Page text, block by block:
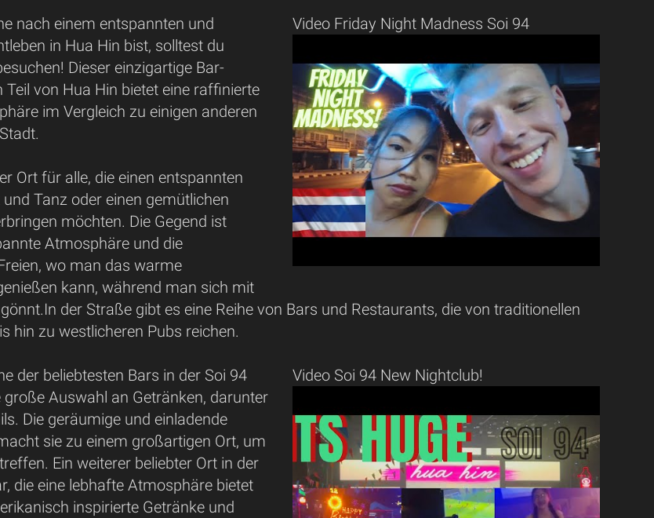
Video Friday Night Madness Soi 94
nach einem entspannten und
in Hua Hin bist, solltest du
Dieser einzigartige Bar-
von Hua Hin bietet eine raffinierte
im Vergleich zu einigen anderen
Ort für alle, die einen entspannten
Tanz oder einen gemütlichen
möchten. Die Gegend ist
Atmosphäre und die
wo man das warme
kann, während man sich mit
der Straße gibt es eine Reihe von Bars und Restaurants, die von traditionellen
hin zu westlicheren Pubs reichen.
Video Soi 94 New Nightclub!
der beliebtesten Bars in der Soi 94
Auswahl an Getränken, darunter
Die geräumige und einladende
sie zu einem großartigen Ort, um
Ein weiterer beliebter Ort in der
die eine lebhafte Atmosphäre bietet
inspirierte Getränke und